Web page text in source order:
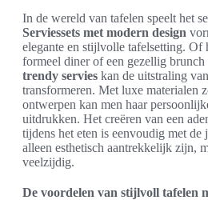
In de wereld van tafelen speelt het
Serviessets met modern design
elegante en stijlvolle tafelsetting. Of
formeel diner of een gezellig brunch
trendy servies kan de uitstraling
transformeren. Met luxe materialen
ontwerpen kan men haar
uitdrukken. Het creëren van een
tijdens het eten is eenvoudig met de
alleen esthetisch aantrekkelijk zijn,
veelzijdig.
De voordelen van stijlvoll tafelen